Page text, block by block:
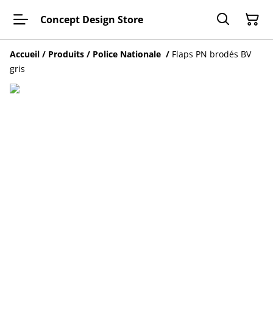
Concept Design Store
Accueil / Produits / Police Nationale / Flaps PN brodés BV
gris